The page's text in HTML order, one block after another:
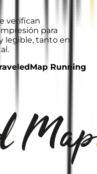
verifican
para
legible, tanto en
Running